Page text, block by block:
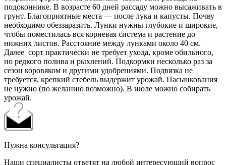
подоконнике. В возрасте 60 дней рассаду можно высаживать в
грунт. Благоприятные места — после лука и капусты. Почву
необходимо обеззаразить. Лунки нужны глубокие и широкие,
чтобы поместилась вся корневая система и растение до
нижних листов. Расстояние между лунками около 40 см.
Далее сорт практически не требует ухода, кроме обильного,
но редкого полива и рыхлений. Подкормки несколько раз за
сезон коровяком и другими удобрениями. Подвязка не
требуется, крепкий стебель выдержит урожай. Пасынкования
не нужно (по желанию возможно). В июле можно собирать
урожай.
Нужна консультация?
Наши специалисты ответят на любой интересующий вопрос